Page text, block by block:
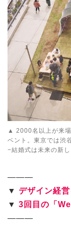
▲ 2000名以上が来
ベント。東京では渋
−結婚式は未来の新
———
▼ デザイン経
▼ 3回目の「
———